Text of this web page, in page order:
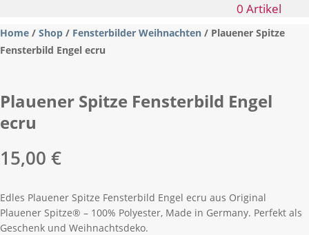
0 Artikel
Home / Shop / Fensterbilder Weihnachten / Plauener Spitze
Fensterbild Engel ecru
Plauener Spitze Fensterbild Engel
ecru
15,00 €
Edles Plauener Spitze Fensterbild Engel ecru aus Original
Plauener Spitze® – 100% Polyester, Made in Germany. Perfekt als
Geschenk und Weihnachtsdeko.